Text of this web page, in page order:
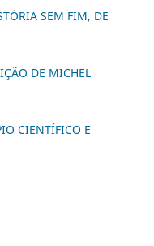
SEM FIM, DE
DE MICHEL
CIENTÍFICO E